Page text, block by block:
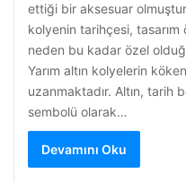
ettiği bir aksesuar
kolyenin tarihçesi, tasarım
neden bu kadar özel
Yarım altın kolyelerin
uzanmaktadır. Altın, tarih
sembolü olarak…
Devamını Oku